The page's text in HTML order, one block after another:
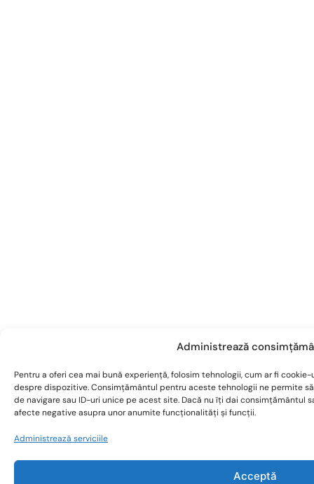
Administrează
Pentru a oferi cea mai bună experiență, folosim tehnologii, cum ar fi
despre dispozitive. Consimțământul pentru aceste tehnologii ne permite
de navigare sau ID-uri unice pe acest site. Dacă nu îți dai consimțământul
afecte negative asupra unor anumite funcționalități și funcții.
Administrează serviciile
Acceptă